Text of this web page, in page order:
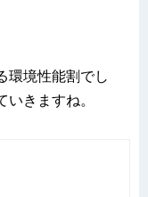
環境性能割でし
きますね。